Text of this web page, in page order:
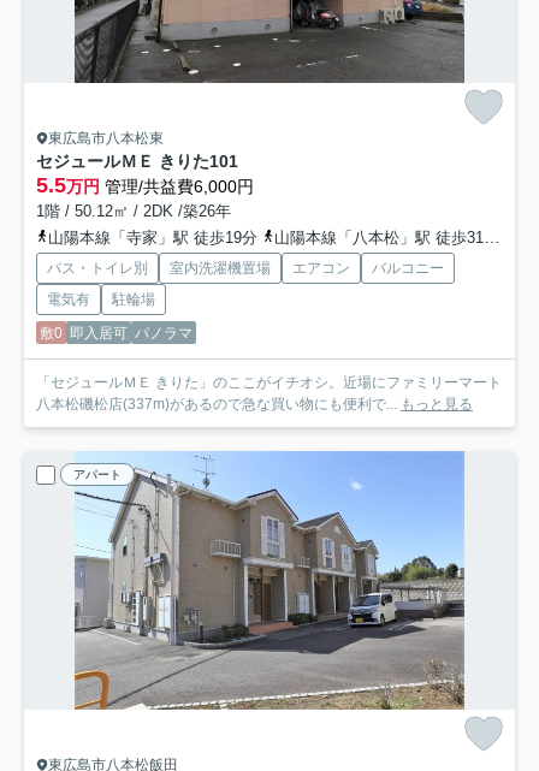
東広島市八本松東
セジュールＭＥ きりた101
5.5万円 管理/共益費6,000円
1階 / 50.12㎡ / 2DK /築26年
山陽本線「寺家」駅 徒歩19分
山陽本線「八本松」駅 徒歩31分
バス・トイレ別 室内洗濯機置場 エアコン
バルコニー
電気有
駐輪場
敷0 即入居可 パノラマ
「セジュールＭＥ きりた」のここがイチオシ。近場にファミリーマート
八本松磯松店(337m)があるので急な買い物にも便利で... もっと見る
アパート
東広島市八本松飯田